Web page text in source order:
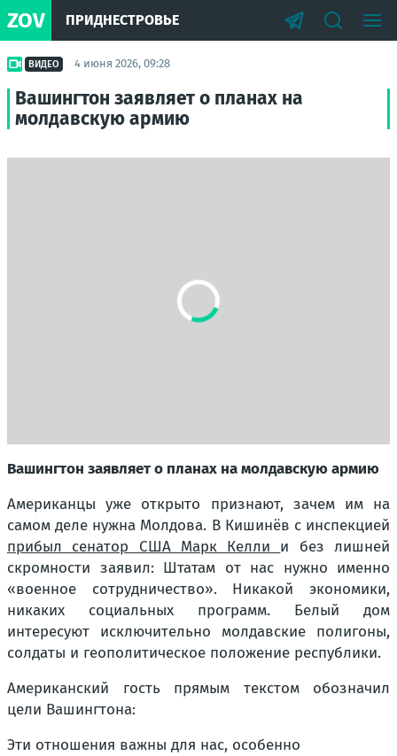
ZOV ПРИДНЕСТРОВЬЕ
ВИДЕО 4 июня 2026, 09:28
Вашингтон заявляет о планах на
молдавскую армию
Вашингтон заявляет о планах на молдавскую армию
Американцы уже открыто признают, зачем им на
самом деле нужна Молдова. В Кишинёв с инспекцией
прибыл сенатор США Марк Келли и без лишней
скромности заявил: Штатам от нас нужно именно
«военное сотрудничество». Никакой экономики,
никаких социальных программ. Белый дом
интересуют исключительно молдавские полигоны,
солдаты и геополитическое положение республики.
Американский гость прямым текстом обозначил
цели Вашингтона:
Эти отношения важны для нас, особенно